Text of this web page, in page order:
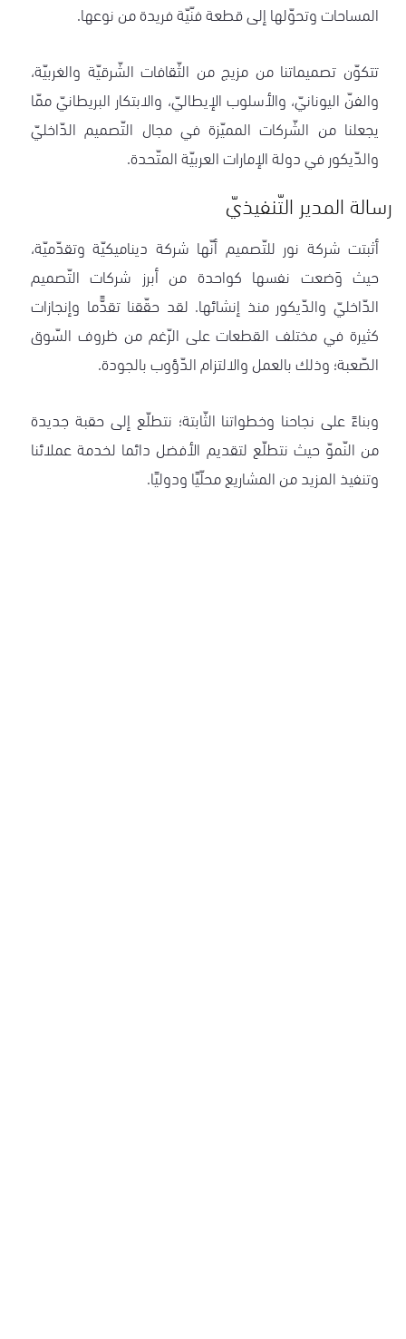
المساحات وتحوّلها إلى قطعة فنّيّة فريدة من نوعها.
تتكوّن تصميماتنا من مزيج من الثّقافات الشّرقيّة والغربيّة،
والفنّ اليونانيّ، والأسلوب الإيطاليّ، والابتكار البريطانيّ ممّا
يجعلنا من الشّركات المميّزة في مجال التّصميم الدّاخليّ
والدّيكور في دولة الإمارات العربيّة المتّحدة.
رسالة المدير التّنفيذيّ
أثبتت شركة نور للتّصميم أنّها شركة ديناميكيّة وتقدّميّة،
حيث وَضعت نفسها كواحدة من أبرز شركات التّصميم
الدّاخليّ والدّيكور منذ إنشائها. لقد حقّقنا تقدًّما وإنجازات
كثيرة في مختلف القطعات على الرّغم من ظروف السّوق
الصّعبة؛ وذلك بالعمل والالتزام الدّؤوب بالجودة.
وبناءً على نجاحنا وخطواتنا الثّابتة؛ نتطلّع إلى حقبة جديدة
من النّموّ حيث نتطلّع لتقديم الأفضل دائما لخدمة عملائنا
وتنفيذ المزيد من المشاريع محلّيًا ودوليًا.